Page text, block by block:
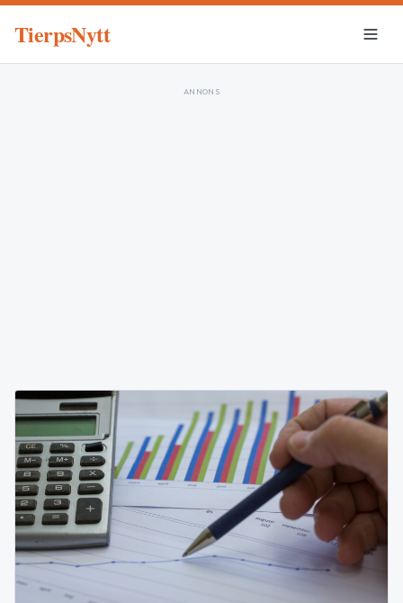
TierpsNytt
ANNONS